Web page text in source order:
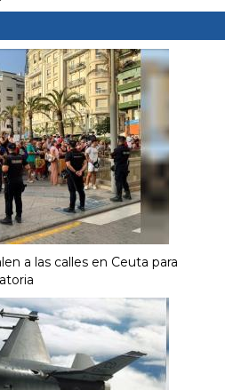
a las calles en Ceuta para